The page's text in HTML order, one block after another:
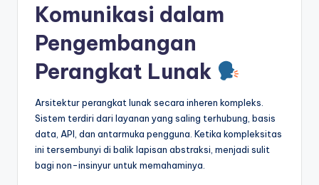
U
p
d
Komunikasi dalam
Pengembangan
Perangkat Lunak
Arsitektur perangkat lunak secara inheren kompleks.
Sistem terdiri dari layanan yang saling terhubung, basis
data, API, dan antarmuka pengguna. Ketika kompleksitas
ini tersembunyi di balik lapisan abstraksi, menjadi sulit
bagi non-insinyur untuk memahaminya.